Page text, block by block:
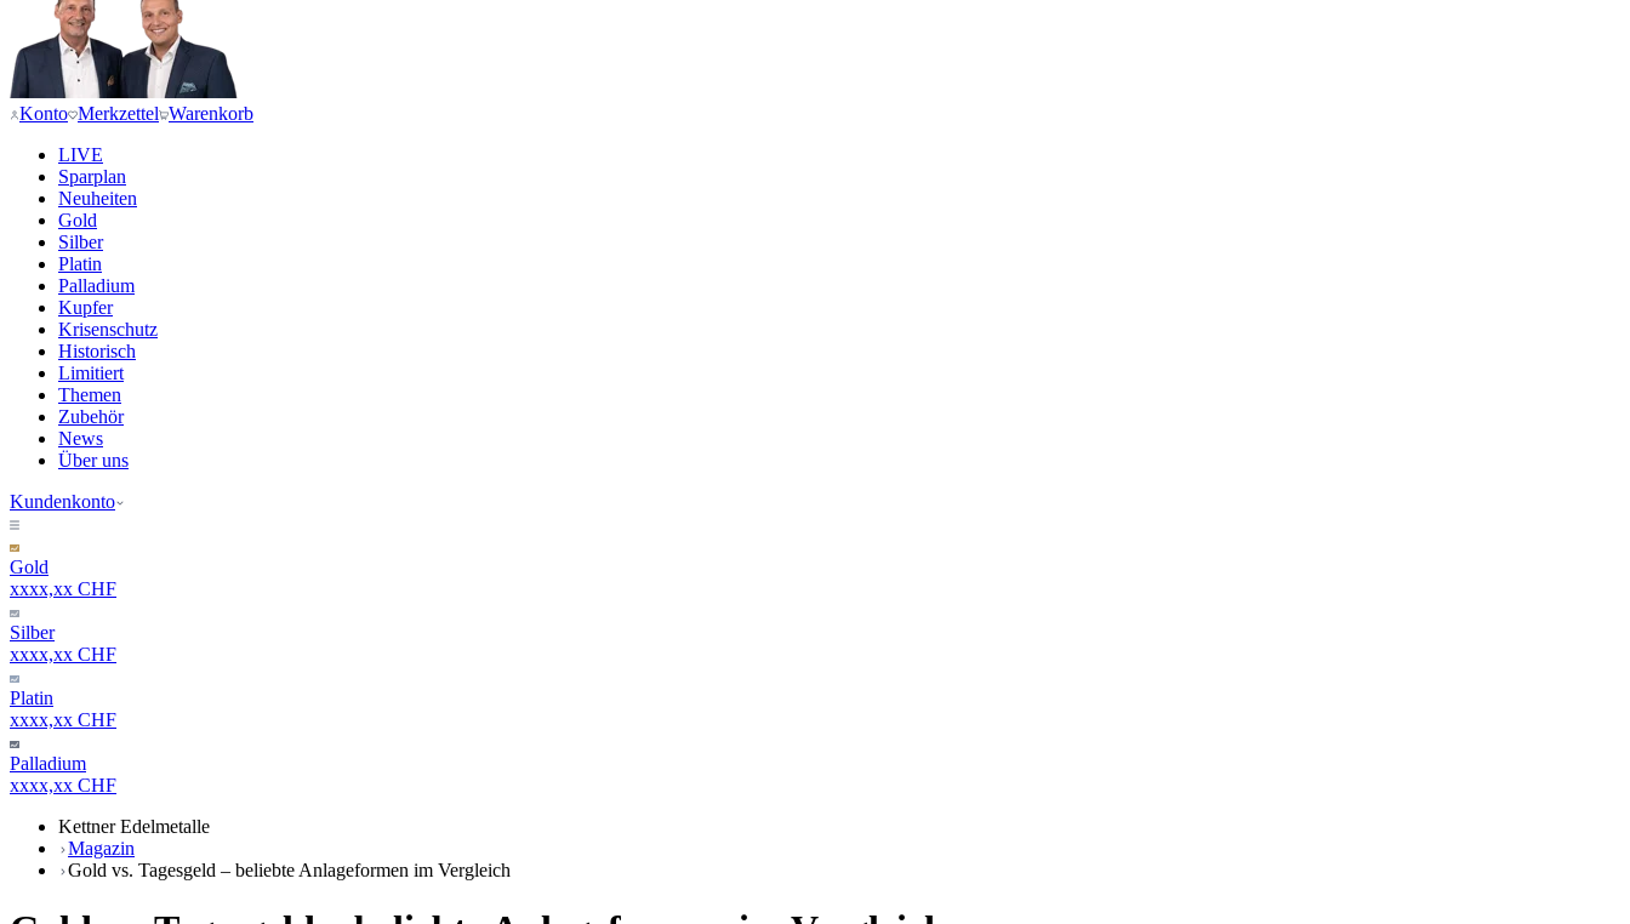
Konto Merkzettel Warenkorb
LIVE
Sparplan
Neuheiten
Gold
Silber
Platin
Palladium
Kupfer
Krisenschutz
Historisch
Limitiert
Themen
Zubehör
News
Über uns
Kundenkonto
Gold
xxxx,xx CHF
Silber
xxxx,xx CHF
Platin
xxxx,xx CHF
Palladium
xxxx,xx CHF
Kettner Edelmetalle
Magazin
Gold vs. Tagesgeld – beliebte Anlageformen im Vergleich